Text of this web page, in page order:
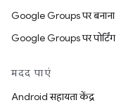
Google Groups पर बनाना
Google Groups पर पोर्टिंग
मदद पाएं
Android सहायता केंद्र